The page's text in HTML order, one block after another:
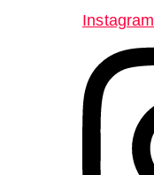
Instagram